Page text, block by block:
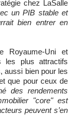
chez LaSalle
un PIB stable et
bien entrer en
Royaume-Uni et
les plus attractifs
aussi bien pour les
que pour ceux de
des rendements
"core" est
peuvent s’en